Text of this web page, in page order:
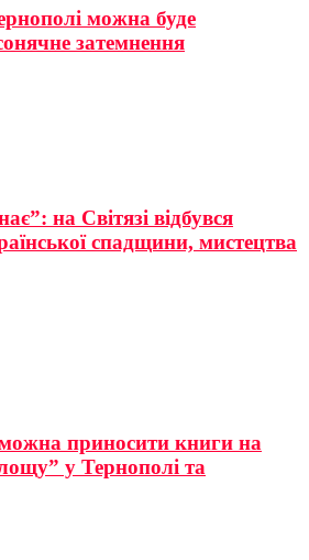
можна буде
затемнення
на Світязі відбувся
спадщини, мистецтва
приносити книги на
у Тернополі та